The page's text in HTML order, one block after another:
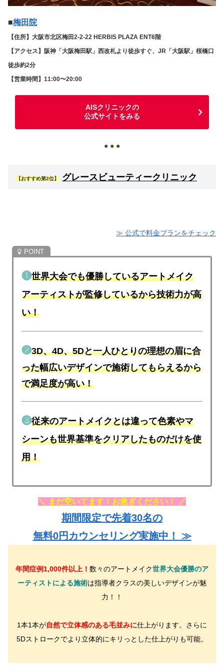
■梅田院
【住所】大阪市北区梅田2-2-22 HERBIS PLAZA ENT6階
【アクセス】阪神「大阪梅田駅」西改札より徒歩すぐ、JR「大阪駅」桜橋口
徒歩約2分
【営業時間】11:00〜20:00
AISクリニックの
公式サイトをみる
● ● ●
【おすすめ第2位】 グレースビューティークリニック
≫ 公式で料金プランをチェック
❶世界大会でも優勝しているアートメイク
アーティストが監修しているから技術力が高
い！
❷3D、4D、5Dと一人ひとりの理想の眉に合
った幅広いデザインで施術してもらえるから
で満足度が高い！
❸従来のアートメイクとは違って色素やマ
シーンも世界基準をクリアしたものだけを使
用！
＼ まだ空いてます！お急ぎください！ ／
期間限定で先着30名の
無料0円カウンセリング実施中！ ≫
年間症例1,000件以上！ 数々のアートメイク世界大会優勝のア
ーティストによる施術は指導者クラスの美しいデザインが魅
力！！
1本1本が自然で立体感のある毛並みに仕上がります。さらに
5Dストロークでより立体的にキリっとした仕上がりも可能。